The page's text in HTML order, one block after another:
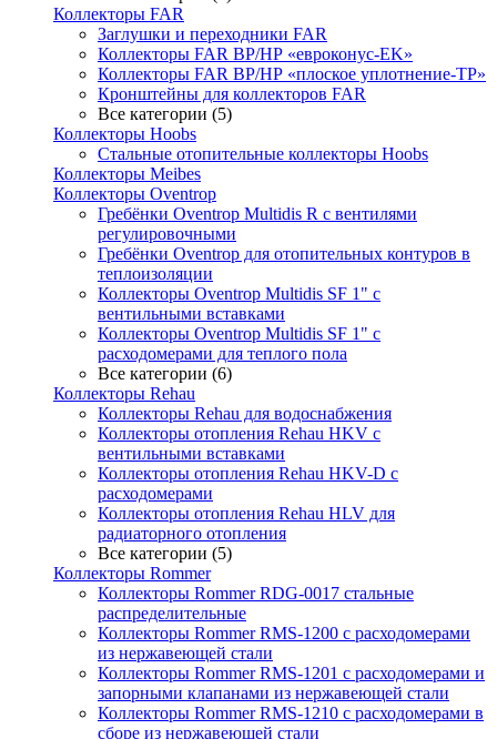
Коллекторы FAR
Заглушки и переходники FAR
Коллекторы FAR ВР/НР «евроконус-EK»
Коллекторы FAR ВР/НР «плоское уплотнение-TP»
Кронштейны для коллекторов FAR
Все категории (5)
Коллекторы Hoobs
Стальные отопительные коллекторы Hoobs
Коллекторы Meibes
Коллекторы Oventrop
Гребёнки Oventrop Multidis R с вентилями
регулировочными
Гребёнки Oventrop для отопительных контуров в
теплоизоляции
Коллекторы Oventrop Multidis SF 1" с
вентильными вставками
Коллекторы Oventrop Multidis SF 1" с
расходомерами для теплого пола
Все категории (6)
Коллекторы Rehau
Коллекторы Rehau для водоснабжения
Коллекторы отопления Rehau HKV с
вентильными вставками
Коллекторы отопления Rehau HKV-D с
расходомерами
Коллекторы отопления Rehau HLV для
радиаторного отопления
Все категории (5)
Коллекторы Rommer
Коллекторы Rommer RDG-0017 стальные
распределительные
Коллекторы Rommer RMS-1200 с расходомерами
из нержавеющей стали
Коллекторы Rommer RMS-1201 с расходомерами и
запорными клапанами из нержавеющей стали
Коллекторы Rommer RMS-1210 с расходомерами в
сборе из нержавеющей стали